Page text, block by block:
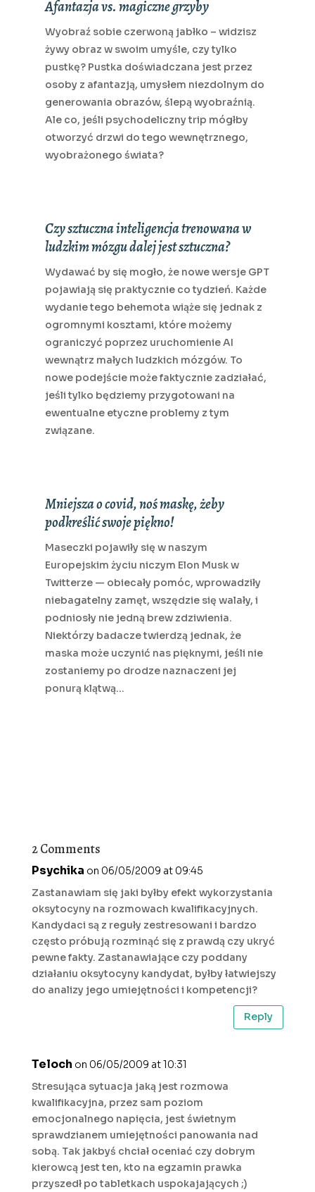
Afantazja vs. magiczne grzyby
Wyobraź sobie czerwoną jabłko – widzisz
żywy obraz w swoim umyśle, czy tylko
pustkę? Pustka doświadczana jest przez
osoby z afantazją, umysłem niezdolnym do
generowania obrazów, ślepą wyobraźnią.
Ale co, jeśli psychodeliczny trip mógłby
otworzyć drzwi do tego wewnętrznego,
wyobrażonego świata?
Czy sztuczna inteligencja trenowana w
ludzkim mózgu dalej jest sztuczna?
Wydawać by się mogło, że nowe wersje GPT
pojawiają się praktycznie co tydzień. Każde
wydanie tego behemota wiąże się jednak z
ogromnymi kosztami, które możemy
ograniczyć poprzez uruchomienie AI
wewnątrz małych ludzkich mózgów. To
nowe podejście może faktycznie zadziałać,
jeśli tylko będziemy przygotowani na
ewentualne etyczne problemy z tym
związane.
Mniejsza o covid, noś maskę, żeby
podkreślić swoje piękno!
Maseczki pojawiły się w naszym
Europejskim życiu niczym Elon Musk w
Twitterze — obiecały pomóc, wprowadziły
niebagatelny zamęt, wszędzie się walały, i
podniosły nie jedną brew zdziwienia.
Niektórzy badacze twierdzą jednak, że
maska może uczynić nas pięknymi, jeśli nie
zostaniemy po drodze naznaczeni jej
ponurą klątwą…
2 Comments
Psychika on 06/05/2009 at 09:45
Zastanawiam się jaki byłby efekt wykorzystania
oksytocyny na rozmowach kwalifikacyjnych.
Kandydaci są z reguły zestresowani i bardzo
często próbują rozminąć się z prawdą czy ukryć
pewne fakty. Zastanawiające czy poddany
działaniu oksytocyny kandydat, byłby łatwiejszy
do analizy jego umiejętności i kompetencji?
Reply
Teloch on 06/05/2009 at 10:31
Stresująca sytuacja jaką jest rozmowa
kwalifikacyjna, przez sam poziom
emocjonalnego napięcia, jest świetnym
sprawdzianem umiejętności panowania nad
sobą. Tak jakbyś chciał oceniać czy dobrym
kierowcą jest ten, kto na egzamin prawka
przyszedł po tabletkach uspokajających ;)